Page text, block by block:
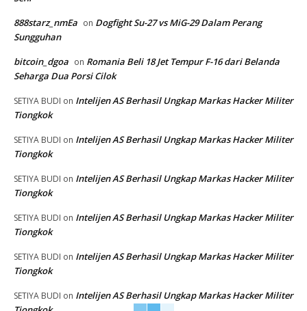
888starz_nmEa on Dogfight Su-27 vs MiG-29 Dalam Perang
Sungguhan
bitcoin_dgoa on Romania Beli 18 Jet Tempur F-16 dari Belanda
Seharga Dua Porsi Cilok
SETIYA BUDI on Intelijen AS Berhasil Ungkap Markas Hacker Militer
Tiongkok
SETIYA BUDI on Intelijen AS Berhasil Ungkap Markas Hacker Militer
Tiongkok
SETIYA BUDI on Intelijen AS Berhasil Ungkap Markas Hacker Militer
Tiongkok
SETIYA BUDI on Intelijen AS Berhasil Ungkap Markas Hacker Militer
Tiongkok
SETIYA BUDI on Intelijen AS Berhasil Ungkap Markas Hacker Militer
Tiongkok
SETIYA BUDI on Intelijen AS Berhasil Ungkap Markas Hacker Militer